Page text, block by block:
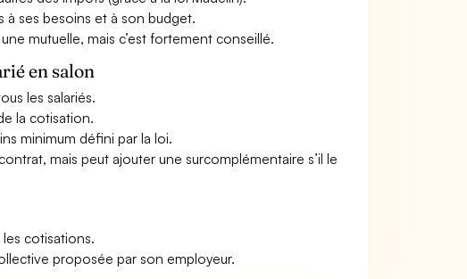
à ses besoins et à son budget.
mutuelle, mais c’est fortement conseillé.
en salon
les salariés.
la cotisation.
minimum défini par la loi.
mais peut ajouter une surcomplémentaire s’il le
cotisations.
proposée par son employeur.